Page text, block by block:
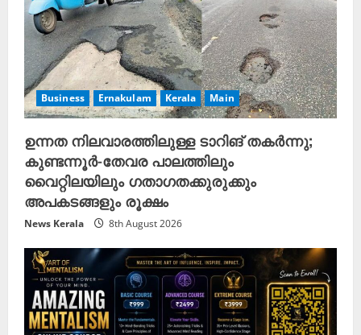
Business Ernakulam Kerala Main
ഉന്നത നിലവാരത്തിലുള്ള ടാറിങ് തകർന്നു;
കുണ്ടന്നൂർ-തേവര പാലത്തിലും
വൈറ്റിലയിലും ഗതാഗതക്കുരുക്കും
അപകടങ്ങളും രൂക്ഷം
News Kerala 8th August 2026